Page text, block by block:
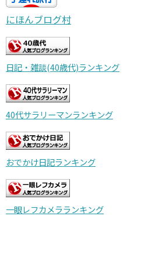
にほんブログ村
日記・雑談(40歳代)ランキング
40代サラリーマンランキング
おでかけ日記ランキング
一眼レフカメラランキング